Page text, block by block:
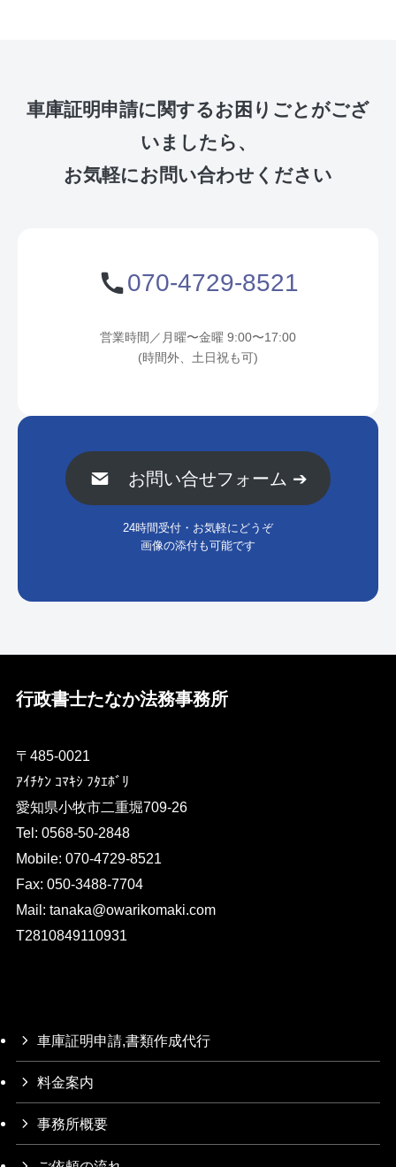
車庫証明申請に関するお困りごとがござ
いましたら、
お気軽にお問い合わせください
070-4729-8521
営業時間／月曜〜金曜 9:00〜17:00
(時間外、土日祝も可)
お問い合せフォーム ➔
24時間受付・お気軽にどうぞ
画像の添付も可能です
グ
行政書士たなか法務事務所
〒485-0021
ｱｲﾁｹﾝ ｺﾏｷｼ ﾌﾀｴﾎﾞﾘ
愛知県小牧市二重堀709-26
Tel: 0568-50-2848
Mobile: 070-4729-8521
Fax: 050-3488-7704
Mail: tanaka@owarikomaki.com
T2810849110931
車庫証明申請,書類作成代行
料金案内
事務所概要